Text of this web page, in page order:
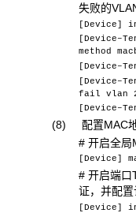
失败的
[Device]
method
fail vlan
(8) 配置MAC
# 开启全局
[Device]
# 开启端口
证，并配置
[Device]